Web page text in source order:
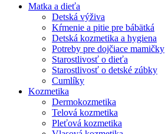
Matka a dieťa
Detská výživa
Kŕmenie a pitie pre bábätká
Detská kozmetika a hygiena
Potreby pre dojčiace mamičky
Starostlivosť o dieťa
Starostlivosť o detské zúbky
Cumlíky
Kozmetika
Dermokozmetika
Telová kozmetika
Pleťová kozmetika